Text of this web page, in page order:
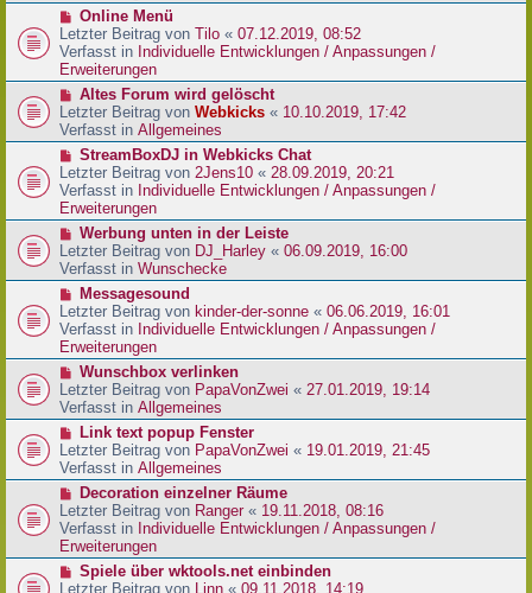
g
r
a
g
r
B
e
i
t
a
g
N
e
u
e
r
B
e
i
r
a
g
Online Menü
Letzter Beitrag von Tilo « 07.12.2019, 08:52
Verfasst in Individuelle Entwicklungen / Anpassungen /
Erweiterungen
N
e
u
e
r
B
e
i
r
a
g
Altes Forum wird gelöscht
Letzter Beitrag von Webkicks « 10.10.2019, 17:42
Verfasst in Allgemeines
N
e
u
e
r
B
e
i
r
a
g
StreamBoxDJ in Webkicks Chat
Letzter Beitrag von 2Jens10 « 28.09.2019, 20:21
Verfasst in Individuelle Entwicklungen / Anpassungen /
Erweiterungen
N
e
u
e
r
B
e
i
r
a
g
Werbung unten in der Leiste
Letzter Beitrag von DJ_Harley « 06.09.2019, 16:00
Verfasst in Wunschecke
N
e
u
e
r
B
e
i
r
a
g
Messagesound
Letzter Beitrag von kinder-der-sonne « 06.06.2019, 16:01
Verfasst in Individuelle Entwicklungen / Anpassungen /
Erweiterungen
N
e
u
e
r
B
e
t
r
a
g
Wunschbox verlinken
Letzter Beitrag von PapaVonZwei « 27.01.2019, 19:14
Verfasst in Allgemeines
N
e
u
e
r
B
e
i
Link text popup Fenster
Letzter Beitrag von PapaVonZwei « 19.01.2019, 21:45
Verfasst in Allgemeines
N
e
u
e
r
B
Decoration einzelner Räume
Letzter Beitrag von Ranger « 19.11.2018, 08:16
Verfasst in Individuelle Entwicklungen / Anpassungen /
Erweiterungen
N
e
Spiele über wktools.net einbinden
Letzter Beitrag von Linn « 09.11.2018, 14:19